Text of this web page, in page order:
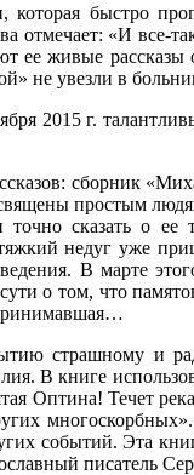
которая быстро
отмечает: «И все-
ее живые
не увезли в
2015 г.
сборник
простым
точно сказать о
недуг уже
В марте
о том, что
страшному и
В книге
Оптина! Течет
событий. Эта
писатель